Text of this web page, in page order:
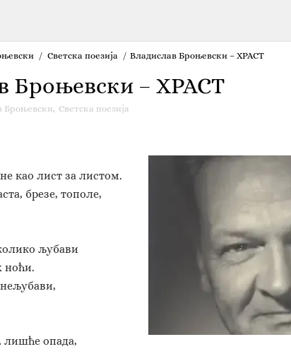
/ Светска поезија / Владислав Броњевски – ХРАСТ
Броњевски – ХРАСТ
Броњевски, Светска поезија
као лист за листом.
брезе, тополе,
љубави
ноћи.
лишће опада,